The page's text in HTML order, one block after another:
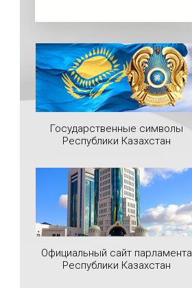
Государственные символы
Республики Казахстан
Официальный сайт парламента
Республики Казахстан